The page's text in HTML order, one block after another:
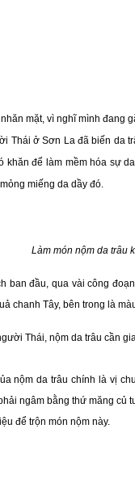
mặt, vì nghĩ mình đang
Thái ở Sơn La đã biến da
khăn để làm mềm hóa sự
miếng da dầy đó.
Làm món nộm da trâu
ban đầu, qua vài công
chanh Tây, bên trong là
Thái, nộm da trâu cần
nộm da trâu chính là vị
ngâm bằng thứ măng
để trộn món nộm này.